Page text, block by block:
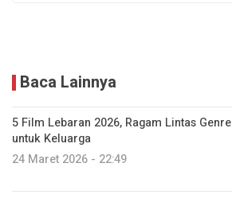
Baca Lainnya
5 Film Lebaran 2026, Ragam Lintas Genre
untuk Keluarga
24 Maret 2026 - 22:49